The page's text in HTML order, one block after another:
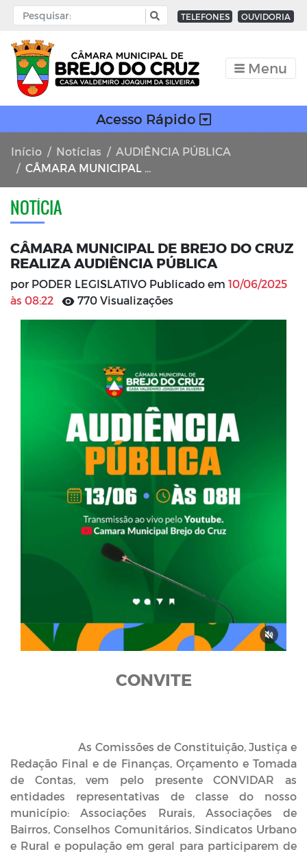
TELEFONES OUVIDORIA
Menu
Acesso Rápido
Início Notícias
AUDIÊNCIA PÚBLICA
CÂMARA MUNICIPAL DE BREJO DO CRUZ REALIZA AUDIÊNCIA PÚBLICA
NOTÍCIA
CÂMARA MUNICIPAL DE BREJO DO CRUZ
REALIZA AUDIÊNCIA PÚBLICA
por PODER LEGISLATIVO Publicado em 10/06/2025
às 08:22
770 Visualizações
CONVITE
As Comissões de Constituição, Justiça e
Redação Final e de Finanças, Orçamento e Tomada
de Contas, vem pelo presente CONVIDAR as
entidades representativas de classe do nosso
município: Associações Rurais, Associações de
Bairros, Conselhos Comunitários, Sindicatos Urbano
e Rural e população em geral para participarem de